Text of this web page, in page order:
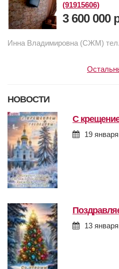
(91915606)
3 600 000
Инна Владимировна (СЖМ) тел.
НОВОСТИ
с
19
13